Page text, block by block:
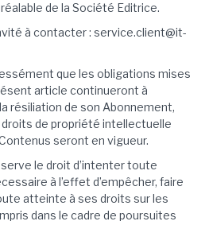
de la Société Editrice.
à contacter : service.client@it-
que les obligations mises
article continueront à
résiliation de son Abonnement,
de propriété intellectuelle
seront en vigueur.
le droit d’intenter toute
à l’effet d’empêcher, faire
atteinte à ses droits sur les
dans le cadre de poursuites